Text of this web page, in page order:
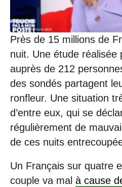
Près de 15 millions de
nuit. Une étude réalisée
auprès de 212
des sondés partagent
ronfleur. Une situation
d’entre eux, qui se
régulièrement de
de ces nuits
Un Français sur quatre
couple va mal à cause